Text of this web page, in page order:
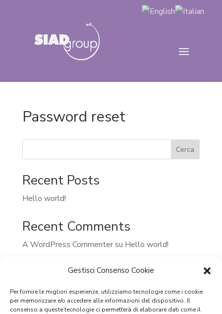
Gestisci Consenso Cookie
Per fornire le migliori esperienze, utilizziamo tecnologie come i cookie
per memorizzare e/o accedere alle informazioni del dispositivo. Il
consenso a queste tecnologie ci permetterà di elaborare dati come il
Password reset
Cerca
Recent Posts
Hello world!
Recent Comments
A WordPress Commentersu Hello world!